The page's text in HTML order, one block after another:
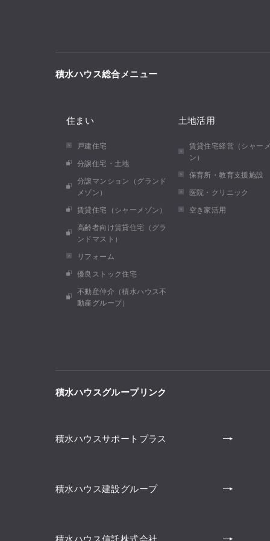
積水ハウス総合メニュー
住まい
戸建住宅
分譲住宅・土地
分譲マンション（グランド
メゾン）
賃貸住宅（シャーメゾン）
高齢者向け賃貸住宅（グラ
ンドマスト）
リフォーム
優良ストック住宅
不動産仲介（積水ハウス不
動産グループ）
土地活用
賃貸住宅経営（シャー
ン）
保育所・教育支援施設
医院・クリニック
空き家活用
積水ハウスグループリンク
積水ハウスサポートプラス
積水ハウス建設グループ